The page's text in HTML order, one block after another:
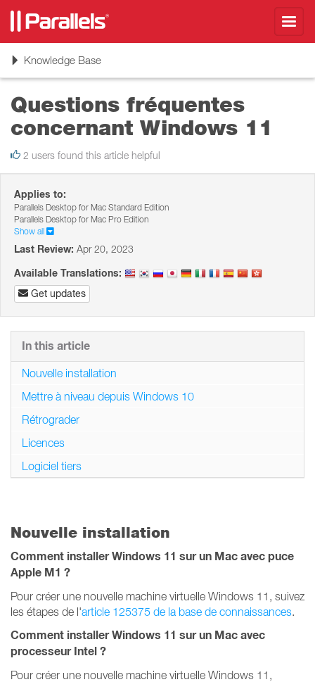
ToggleKnowledge Base
Questions fréquentes
concernant Windows 11
2 users found this article helpful
Applies to:
Parallels Desktop for Mac Standard Edition
Parallels Desktop for Mac Pro Edition
Show all
Last Review: Apr 20, 2023
Available Translations:
Get updates
Nouvelle installation
Comment installer Windows 11 sur un Mac avec puce
Apple M1 ?
Pour créer une nouvelle machine virtuelle Windows 11, suivez
les étapes de l'article 125375 de la base de connaissances.
Comment installer Windows 11 sur un Mac avec
processeur Intel ?
Pour créer une nouvelle machine virtuelle Windows 11,
In this article
Nouvelle installation
Mettre à niveau depuis Windows 10
Rétrograder
Licences
Logiciel tiers